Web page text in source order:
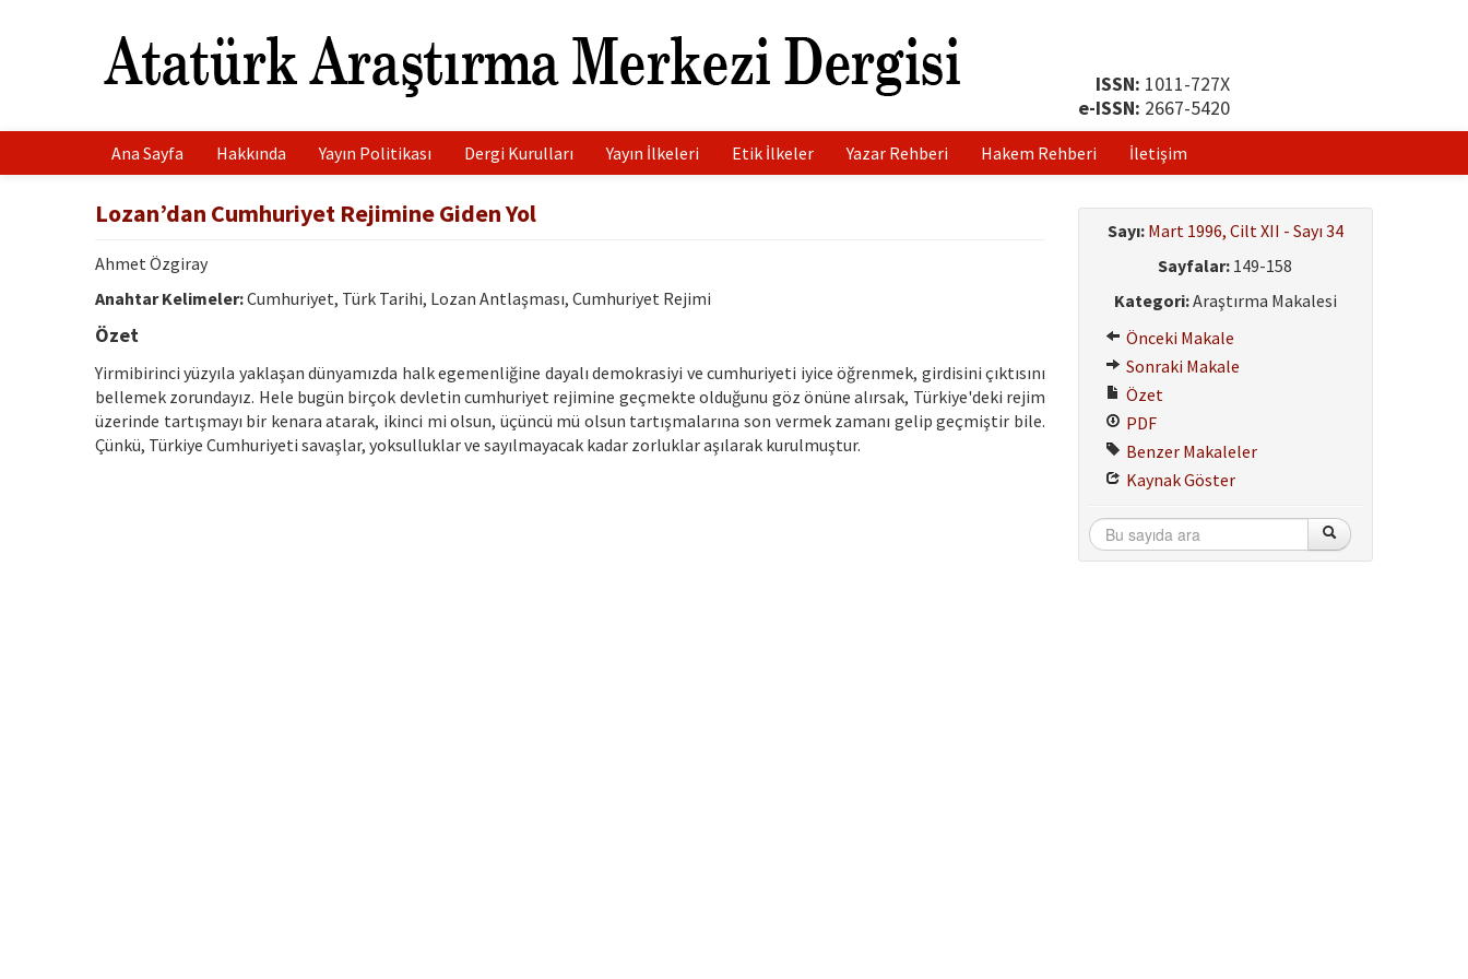
ISSN: 1011-727X
e-ISSN: 2667-5420
Ana Sayfa Hakkında Yayın Politikası Dergi Kurulları Yayın İlkeleri Etik İlkeler Yazar Rehberi Hakem Rehberi İletişim
Lozan’dan Cumhuriyet Rejimine Giden Yol
Ahmet Özgiray
Anahtar Kelimeler:Cumhuriyet, Türk Tarihi, Lozan Antlaşması, Cumhuriyet Rejimi
Özet
Yirmibirinci yüzyıla yaklaşan dünyamızda halk egemenliğine dayalı demokrasiyi ve cumhuriyeti iyice öğrenmek, girdisini çıktısını
bellemek zorundayız. Hele bugün birçok devletin cumhuriyet rejimine geçmekte olduğunu göz önüne alırsak, Türkiye'deki rejim
üzerinde tartışmayı bir kenara atarak, ikinci mi olsun, üçüncü mü olsun tartışmalarına son vermek zamanı gelip geçmiştir bile.
Çünkü, Türkiye Cumhuriyeti savaşlar, yoksulluklar ve sayılmayacak kadar zorluklar aşılarak kurulmuştur.
Sayı: Mart 1996, Cilt XII - Sayı 34
Sayfalar: 149-158
Kategori:Araştırma Makalesi
Önceki Makale
Sonraki Makale
Özet
PDF
Benzer Makaleler
Kaynak Göster